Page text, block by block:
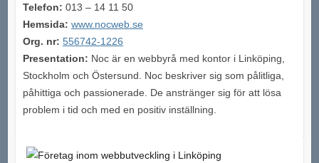
Telefon: 013 – 14 11 50
Hemsida: www.nocweb.se
Org. nr: 556742-1226
Presentation: Noc är en webbyrå med kontor i Linköping,
Stockholm och Östersund. Noc beskriver sig som pålitliga,
påhittiga och passionerade. De anstränger sig för att lösa
problem i tid och med en positiv inställning.